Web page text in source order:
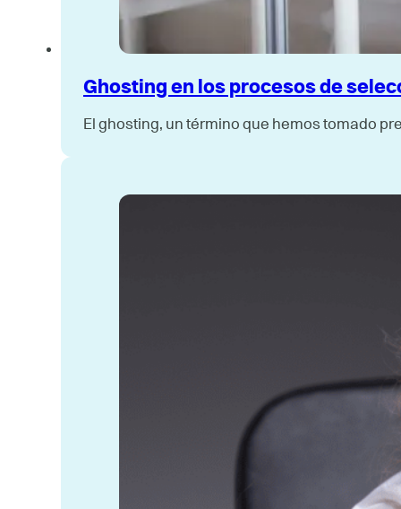
Ghosting en los procesos de
El ghosting, un término que hemos tomado